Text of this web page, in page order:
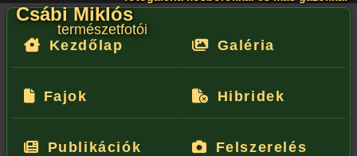
Csábi Miklós
természetfotói
Kezdőlap Galéria
Fajok Hibridek
Publikációk Felszerelés